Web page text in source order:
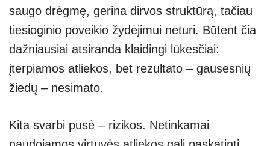
saugo drėgmę, gerina dirvos struktūrą, tačiau
tiesioginio poveikio žydėjimui neturi. Būtent čia
dažniausiai atsiranda klaidingi lūkesčiai:
įterpiamos atliekos, bet rezultato – gausesnių
žiedų – nesimato.
Kita svarbi pusė – rizikos. Netinkamai